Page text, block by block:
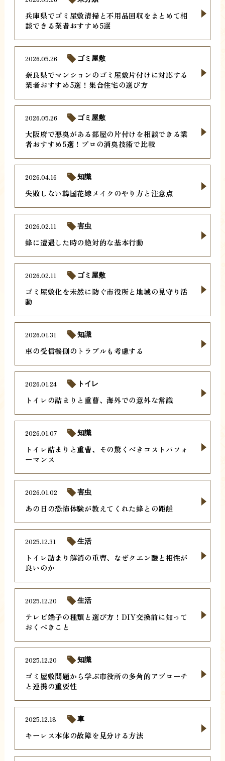
兵庫県でゴミ屋敷清掃と不用品回収をまとめて相
談できる業者おすすめ5選
奈良県でマンションのゴミ屋敷片付けに対応する
業者おすすめ5選！集合住宅の選び方
2026.05.26 ゴミ屋敷
大阪府で悪臭がある部屋の片付けを相談できる業
者おすすめ5選！プロの消臭技術で比較
2026.05.26 ゴミ屋敷
失敗しない韓国花嫁メイクのやり方と注意点
2026.04.16 知識
蜂に遭遇した時の絶対的な基本行動
2026.02.11 害虫
ゴミ屋敷化を未然に防ぐ市役所と地域の見守り活
動
2026.02.11 ゴミ屋敷
車の受信機側のトラブルも考慮する
2026.01.31 知識
トイレの詰まりと重曹、海外での意外な常識
2026.01.24 トイレ
トイレ詰まりと重曹、その驚くべきコストパフォ
ーマンス
2026.01.07 知識
あの日の恐怖体験が教えてくれた蜂との距離
2026.01.02 害虫
トイレ詰まり解消の重曹、なぜクエン酸と相性が
良いのか
2025.12.31 生活
テレビ端子の種類と選び方！DIY交換前に知って
おくべきこと
2025.12.20 生活
ゴミ屋敷問題から学ぶ市役所の多角的アプローチ
と連携の重要性
2025.12.20 知識
キーレス本体の故障を見分ける方法
2025.12.18 車